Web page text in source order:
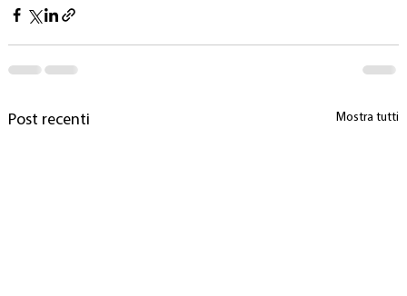
Post recenti Mostra tutti